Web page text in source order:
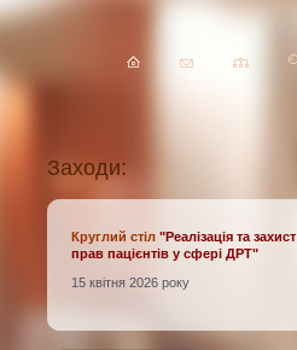
Заходи:
Круглий стіл"Реалізація та захист
прав пацієнтів у сфері ДРТ"
15 квітня 2026 року